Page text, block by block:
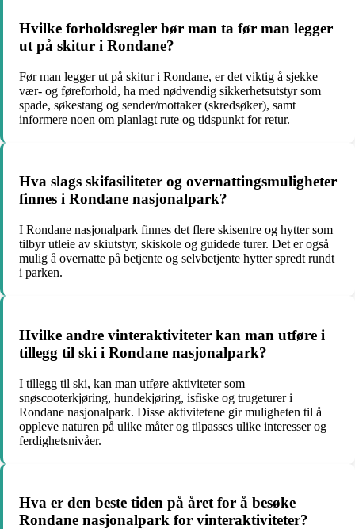
Hvilke forholdsregler bør man ta før man legger
ut på skitur i Rondane?
Før man legger ut på skitur i Rondane, er det viktig å sjekke
vær- og føreforhold, ha med nødvendig sikkerhetsutstyr som
spade, søkestang og sender/mottaker (skredsøker), samt
informere noen om planlagt rute og tidspunkt for retur.
Hva slags skifasiliteter og overnattingsmuligheter
finnes i Rondane nasjonalpark?
I Rondane nasjonalpark finnes det flere skisentre og hytter som
tilbyr utleie av skiutstyr, skiskole og guidede turer. Det er også
mulig å overnatte på betjente og selvbetjente hytter spredt rundt
i parken.
Hvilke andre vinteraktiviteter kan man utføre i
tillegg til ski i Rondane nasjonalpark?
I tillegg til ski, kan man utføre aktiviteter som
snøscooterkjøring, hundekjøring, isfiske og trugeturer i
Rondane nasjonalpark. Disse aktivitetene gir muligheten til å
oppleve naturen på ulike måter og tilpasses ulike interesser og
ferdighetsnivåer.
Hva er den beste tiden på året for å besøke
Rondane nasjonalpark for vinteraktiviteter?